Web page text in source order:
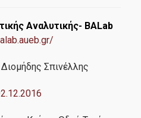
Αναλυτικής- BALab
Σπινέλλης